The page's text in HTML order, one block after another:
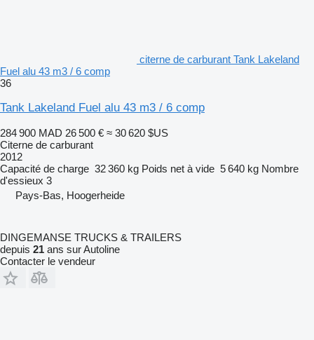
citerne de carburant Tank Lakeland
Fuel alu 43 m3 / 6 comp
36
Tank Lakeland Fuel alu 43 m3 / 6 comp
284 900 MAD 26 500 € ≈ 30 620 $US
Citerne de carburant
2012
Capacité de charge 32 360 kg Poids net à vide 5 640 kg Nombre
d'essieux 3
Pays-Bas, Hoogerheide
DINGEMANSE TRUCKS & TRAILERS
depuis 21 ans sur Autoline
Contacter le vendeur